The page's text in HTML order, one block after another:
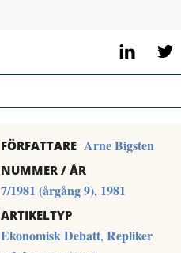
LinkedIn
FÖRFATTARE Arne Bigsten
NUMMER / ÅR
7/1981 (årgång 9), 1981
ARTIKELTYP
Ekonomisk Debatt, Repliker